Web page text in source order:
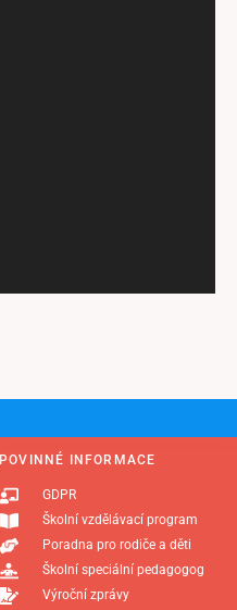
POVINNÉ INFORMACE
GDPR
Školní vzdělávací program
Poradna pro rodiče a děti
Školní speciální pedagogog
Výroční zprávy